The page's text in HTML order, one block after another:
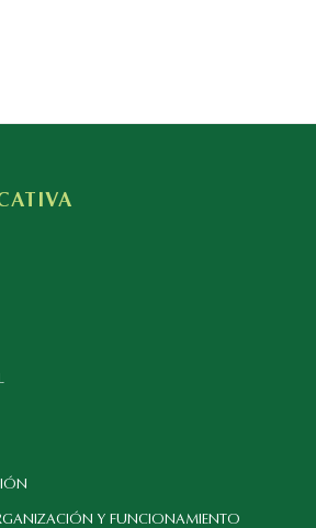
Y FUNCIONAMIENTO